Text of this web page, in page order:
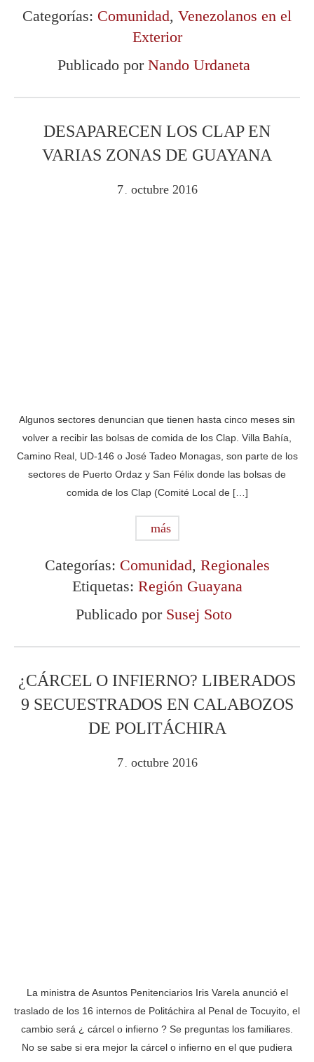
Categorías: Comunidad, Venezolanos en el
Exterior
Publicado por Nando Urdaneta
DESAPARECEN LOS CLAP EN
VARIAS ZONAS DE GUAYANA
7 octubre 2016
Algunos sectores denuncian que tienen hasta cinco meses sin
volver a recibir las bolsas de comida de los Clap. Villa Bahía,
Camino Real, UD-146 o José Tadeo Monagas, son parte de los
sectores de Puerto Ordaz y San Félix donde las bolsas de
comida de los Clap (Comité Local de […]
más
Categorías: Comunidad, Regionales
Etiquetas: Región Guayana
Publicado por Susej Soto
¿CÁRCEL O INFIERNO? LIBERADOS
9 SECUESTRADOS EN CALABOZOS
DE POLITÁCHIRA
7 octubre 2016
La ministra de Asuntos Penitenciarios Iris Varela anunció el
traslado de los 16 internos de Politáchira al Penal de Tocuyito, el
cambio será ¿ cárcel o infierno ? Se preguntas los familiares.
No se sabe si era mejor la cárcel o infierno en el que pudiera